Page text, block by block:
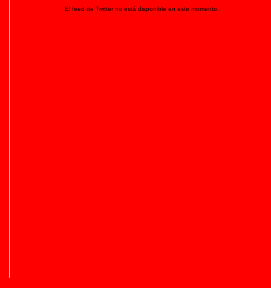
El feed de Twitter no está disponible en este momento.